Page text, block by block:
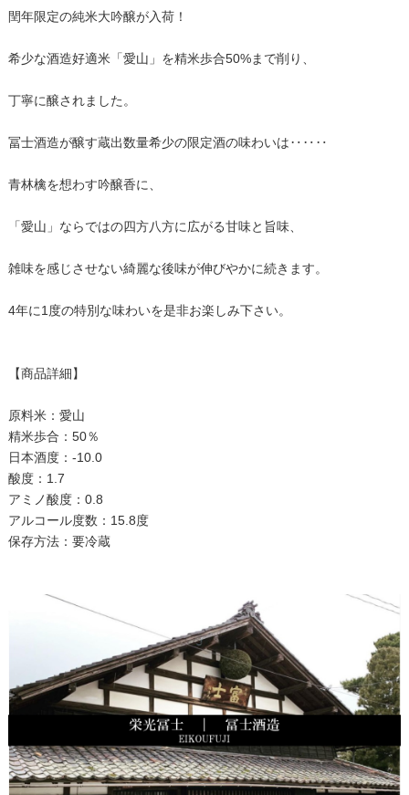
閏年限定の純米大吟醸が入荷！
希少な酒造好適米「愛山」を精米歩合50%まで削り、
丁寧に醸されました。
冨士酒造が醸す蔵出数量希少の限定酒の味わいは‥‥‥
青林檎を想わす吟醸香に、
「愛山」ならではの四方八方に広がる甘味と旨味、
雑味を感じさせない綺麗な後味が伸びやかに続きます。
4年に1度の特別な味わいを是非お楽しみ下さい。
【商品詳細】
原料米：愛山
精米歩合：50％
日本酒度：-10.0
酸度：1.7
アミノ酸度：0.8
アルコール度数：15.8度
保存方法：要冷蔵